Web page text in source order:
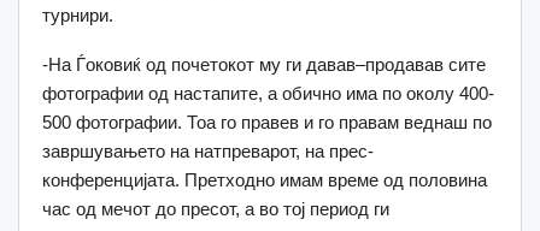
турнири.
-На Ѓоковиќ од почетокот му ги давав–продавав сите
фотографии од настапите, а обично има по околу 400-
500 фотографии. Тоа го правев и го правам веднаш по
завршувањето на натпреварот, на прес-
конференцијата. Претходно имам време од половина
час од мечот до пресот, а во тој период ги